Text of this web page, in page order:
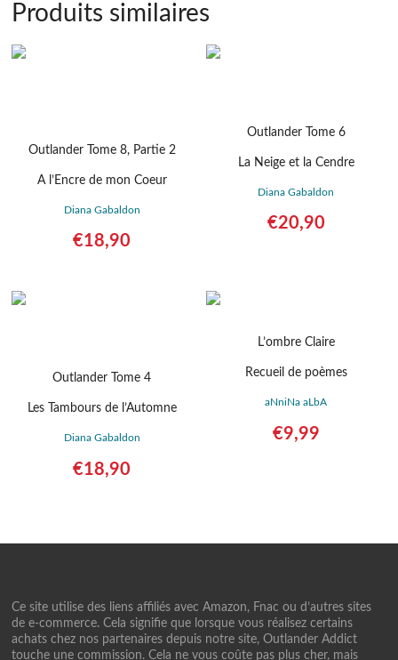
Produits similaires
Outlander Tome 8, Partie 2
A l’Encre de mon Coeur
Diana Gabaldon
€18,90
Outlander Tome 6
La Neige et la Cendre
Diana Gabaldon
€20,90
Outlander Tome 4
Les Tambours de l’Automne
Diana Gabaldon
€18,90
L’ombre Claire
Recueil de poèmes
aNniNa aLbA
€9,99
Ce site utilise des liens affiliés avec Amazon, Fnac ou d’autres sites
de e-commerce. Cela signifie que lorsque vous réalisez certains
achats chez nos partenaires depuis notre site, Outlander Addict
touche une commission. Cela ne vous coûte pas plus cher, mais